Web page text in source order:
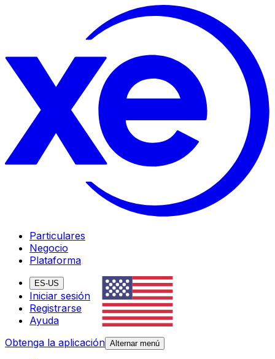
Particulares
Negocio
Plataforma
ES-US
Iniciar sesión
Registrarse
Ayuda
Obtenga la aplicación Alternar menú